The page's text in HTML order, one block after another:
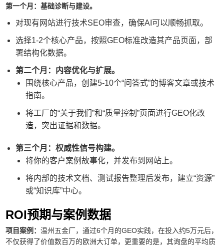
第一个月：基础诊断与建设。
对现有网站进行技术SEO审查，确保AI可以顺畅抓取。
选择1-2个核心产品，按照GEO标准改造其产品页面，部
署结构化数据。
第二个月：内容优化与扩展。
围绕核心产品，创建5-10个“问答式”的博客文章或技术
指南。
将工厂的“关于我们”和“质量控制”页面进行GEO化改
造，突出证据和数据。
第三个月：权威性信号构建。
将你的客户案例故事化，并发布到网站上。
将内部的技术文档、测试报告整理后发布，建立“资源”
或“知识库”中心。
ROI预期与案例数据
项目案例：温州五金厂，通过6个月的GEO实践，在投入约5万元后，
不仅获得了价值数百万的欧洲大订单，更重要的是，其询盘的平均质